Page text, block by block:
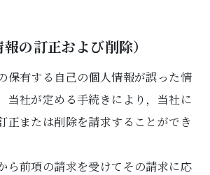
の訂正および削除）
保有する自己の個人情報が誤った情
当社が定める手続きにより，当社に
正または削除を請求することができ
ら前項の請求を受けてその請求に応